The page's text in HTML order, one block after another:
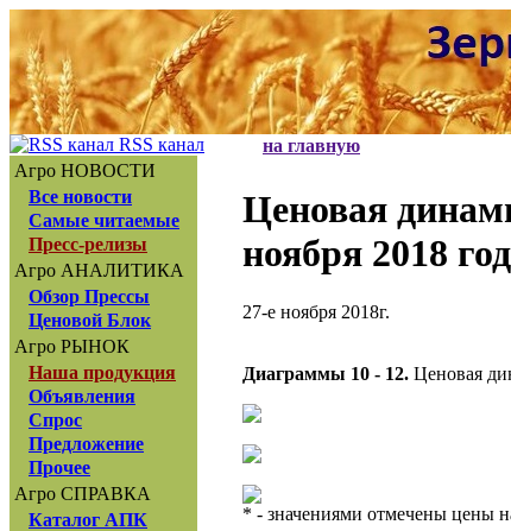
RSS канал
Агро НОВОСТИ
Все новости
Самые читаемые
Пресс-релизы
Агро АНАЛИТИКА
Обзор Прессы
Ценовой Блок
Агро РЫНОК
Наша продукция
Объявления
Спрос
Предложение
Прочее
Агро СПРАВКА
Каталог АПК
на главную
Ценовая
ноября 2018
27-е ноября 2018г.
Диаграммы 10 - 12. Ценовая
* - значениями отмечены цены